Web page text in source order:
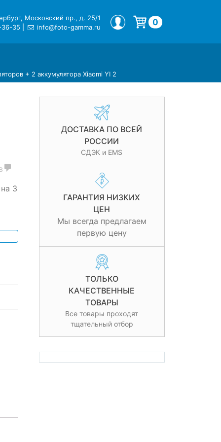
Московский пр., д. 25/1
36-35
info@foto-gamma.ru
МОЙ ПРОФИЛЬ 0
+ 2 аккумулятора Xiaomi YI 2
ДОСТАВКА ПО ВСЕЙ
РОССИИ
СДЭК и EMS
ГАРАНТИЯ НИЗКИХ
ЦЕН
Мы всегда предлагаем
первую цену
ТОЛЬКО
КАЧЕСТВЕННЫЕ
ТОВАРЫ
Все товары проходят
тщательный отбор
3